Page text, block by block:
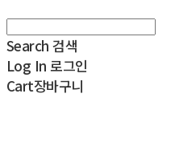
Search 검색
Log In 로그인
Cart장바구니